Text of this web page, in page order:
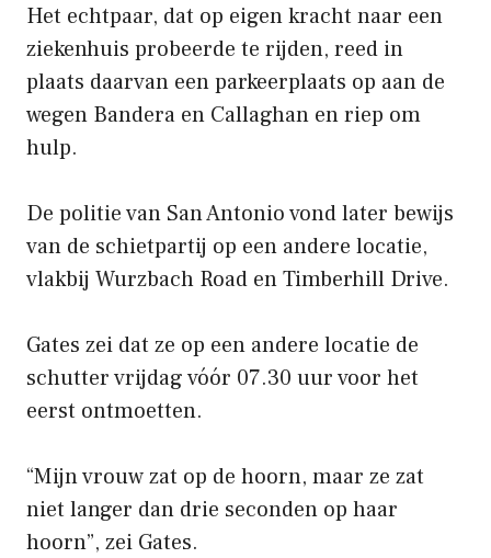
Het echtpaar, dat op eigen kracht naar een
ziekenhuis probeerde te rijden, reed in
plaats daarvan een parkeerplaats op aan de
wegen Bandera en Callaghan en riep om
hulp.
De politie van San Antonio vond later bewijs
van de schietpartij op een andere locatie,
vlakbij Wurzbach Road en Timberhill Drive.
Gates zei dat ze op een andere locatie de
schutter vrijdag vóór 07.30 uur voor het
eerst ontmoetten.
“Mijn vrouw zat op de hoorn, maar ze zat
niet langer dan drie seconden op haar
hoorn”, zei Gates.